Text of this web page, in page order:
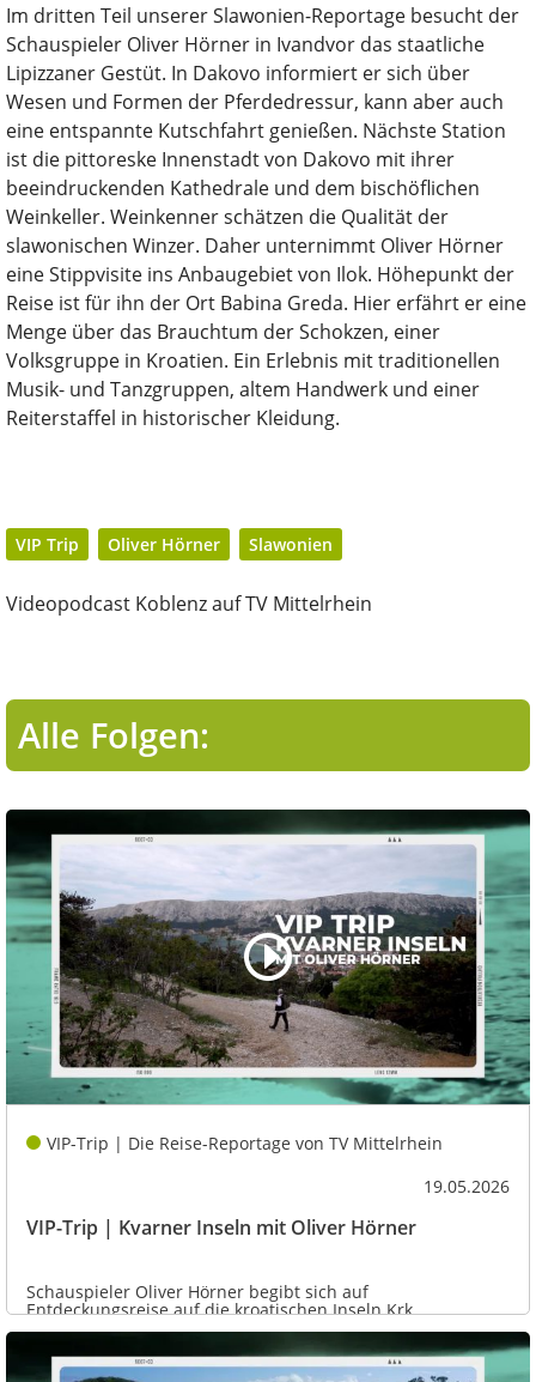
Im dritten Teil unserer Slawonien-Reportage besucht der
Schauspieler Oliver Hörner in Ivandvor das staatliche
Lipizzaner Gestüt. In Dakovo informiert er sich über
Wesen und Formen der Pferdedressur, kann aber auch
eine entspannte Kutschfahrt genießen. Nächste Station
ist die pittoreske Innenstadt von Dakovo mit ihrer
beeindruckenden Kathedrale und dem bischöflichen
Weinkeller. Weinkenner schätzen die Qualität der
slawonischen Winzer. Daher unternimmt Oliver Hörner
eine Stippvisite ins Anbaugebiet von Ilok. Höhepunkt der
Reise ist für ihn der Ort Babina Greda. Hier erfährt er eine
Menge über das Brauchtum der Schokzen, einer
Volksgruppe in Kroatien. Ein Erlebnis mit traditionellen
Musik- und Tanzgruppen, altem Handwerk und einer
Reiterstaffel in historischer Kleidung.
VIP Trip Oliver Hörner Slawonien
Videopodcast Koblenz auf TV Mittelrhein
Alle Folgen:
VIP-Trip | Die Reise-Reportage von TV Mittelrhein
19.05.2026
VIP-Trip | Kvarner Inseln mit Oliver Hörner
Schauspieler Oliver Hörner begibt sich auf
Entdeckungsreise auf die kroatischen Inseln Krk,...